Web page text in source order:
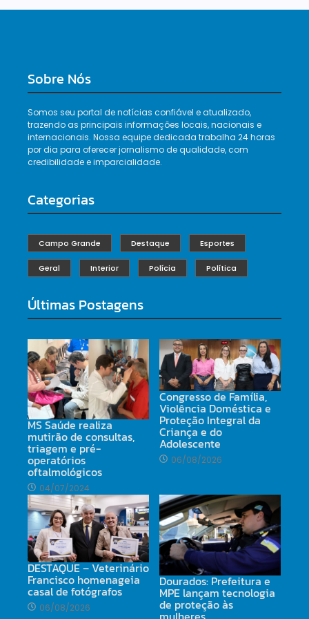
Sobre Nós
Somos seu portal de notícias confiável e atualizado,
trazendo as principais informações locais, nacionais e
internacionais. Nossa equipe dedicada trabalha 24 horas
por dia para oferecer jornalismo de qualidade, com
credibilidade e imparcialidade.
Categorias
Campo Grande Destaque Esportes
Geral Interior Polícia Política
Últimas Postagens
MS Saúde realiza
mutirão de consultas,
triagem e pré-
operatórios
oftalmológicos
04/07/2024
Congresso de Família,
Violência Doméstica e
Proteção Integral da
Criança e do
Adolescente
06/08/2026
DESTAQUE – Veterinário
Francisco homenageia
casal de fotógrafos
06/08/2026
Dourados: Prefeitura e
MPE lançam tecnologia
de proteção às